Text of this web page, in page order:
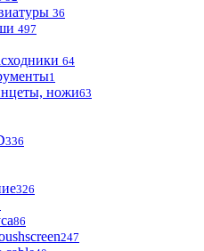
36
497
64
1
ножи63
336
326
86
247